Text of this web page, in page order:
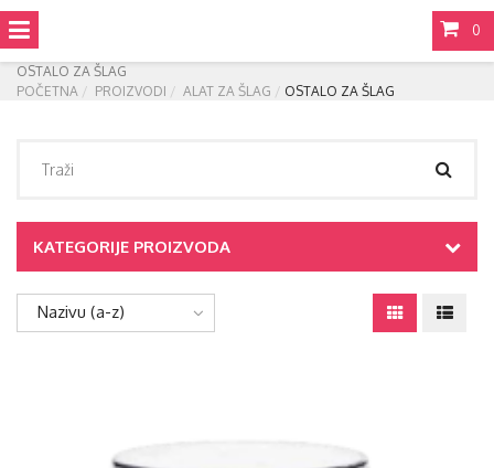
0
OSTALO ZA ŠLAG
POČETNA
PROIZVODI ALAT ZA ŠLAG OSTALO ZA ŠLAG
KATEGORIJE PROIZVODA
Nazivu (a-z)